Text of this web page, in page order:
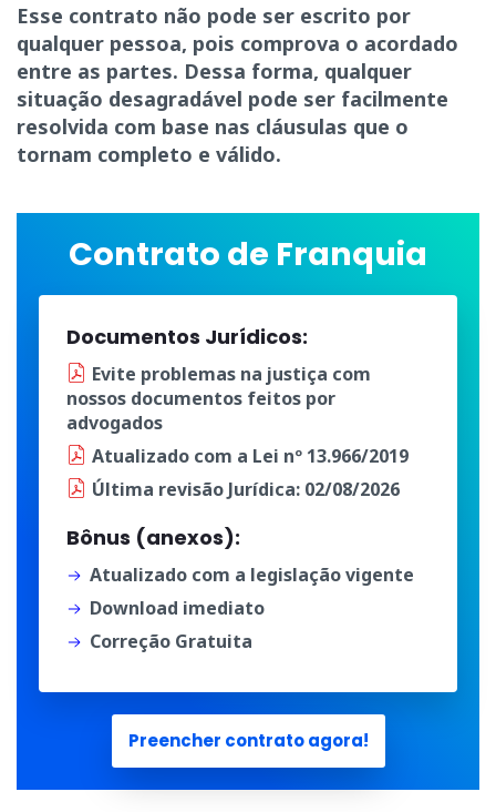
Esse contrato não pode ser escrito por
qualquer pessoa, pois comprova o acordado
entre as partes. Dessa forma, qualquer
situação desagradável pode ser facilmente
resolvida com base nas cláusulas que o
tornam completo e válido.
Contrato de Franquia
Documentos Jurídicos:
Evite problemas na justiça com
nossos documentos feitos por
advogados
Atualizado com a Lei nº 13.966/2019
Última revisão Jurídica: 02/08/2026
Bônus (anexos):
Atualizado com a legislação vigente
Download imediato
Correção Gratuita
Preencher contrato agora!